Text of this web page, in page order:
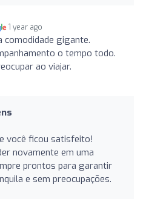
1 year ago
comodidade gigante.
o tempo todo.
ao viajar.
você ficou satisfeito!
novamente em uma
prontos para garantir
e sem preocupações.